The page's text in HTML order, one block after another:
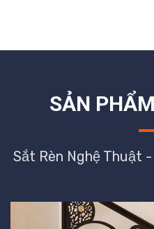
SẢN
Sắt Rèn Nghệ Thuật